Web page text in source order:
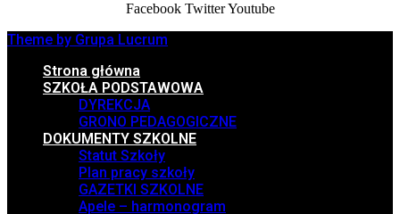
Facebook Twitter Youtube
Theme by Grupa Lucrum
Strona główna
SZKOŁA PODSTAWOWA
DYREKCJA
GRONO PEDAGOGICZNE
DOKUMENTY SZKOLNE
Statut Szkoły
Plan pracy szkoły
GAZETKI SZKOLNE
Apele – harmonogram